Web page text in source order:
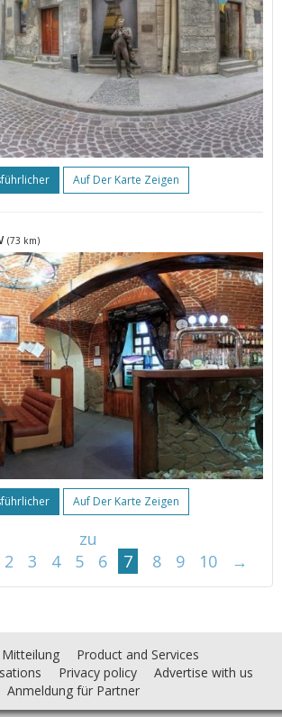
Auf Der Karte Zeigen
(73 km)
Auf Der Karte Zeigen
zu
2 3 4 5 6 7 8 9 10 →
Product and Services
Privacy policy
Advertise with us
Anmeldung für Partner